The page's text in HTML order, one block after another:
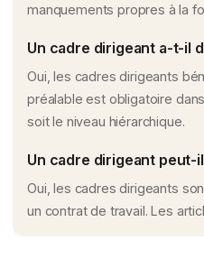
manquements propres à la
Un cadre dirigeant a-t-il
Oui, les cadres dirigeants
préalable est obligatoire
soit le niveau hiérarchique.
Un cadre dirigeant peut-
Oui, les cadres dirigeants
un contrat de travail. Les